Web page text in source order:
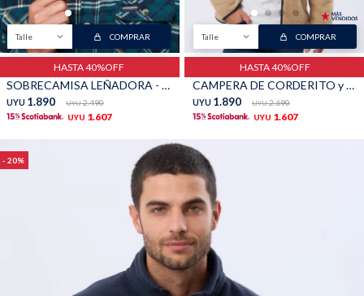
Talle COMPRAR
HASTA 40%OFF
SOBRECAMISA LEÑADORA - Verde ingles
UYU 1.890 UYU 2.490
UYU 1.607
Talle COMPRAR
HASTA 40%OFF
CAMPERA DE CORDERITO y POLAR - Beige
UYU 1.890 UYU 2.690
UYU 1.607
20